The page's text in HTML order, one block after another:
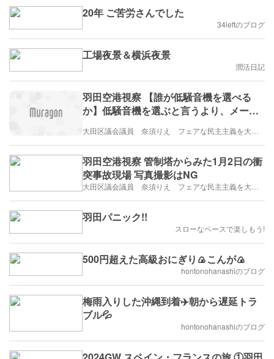
20年 ご苦労さんでした
34leftのブログ
工場夜景＆横浜夜景
潤活日記
羽田空港視察 【誰が低騒音機を選べる
か】低騒音機を選ぶと言うより、メーカ
ースの影響は？
羽田空港視察 管制塔からみた1月2日の衝
突事故現場 写真撮影はNG
羽田パニック!!
スローなペースで楽しもう!
500円超えた高級おにぎり🍙こんが🍙
hontonohanashiのブログ
梅雨入りした沖縄到着✈️朝から遅延トラ
ブル💦
hontonohanashiのブログ